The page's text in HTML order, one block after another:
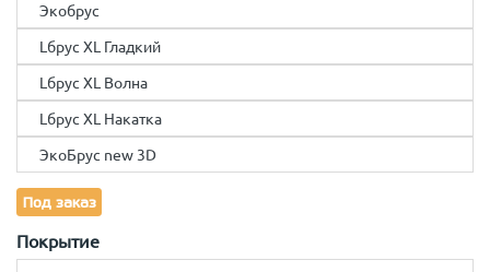
Экобрус
Lбрус XL Гладкий
Lбрус XL Волна
Lбрус XL Накатка
ЭкоБрус new 3D
Под заказ
Покрытие